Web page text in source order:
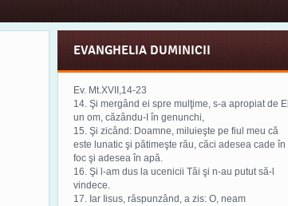
EVANGHELIA DUMINICII
Ev. Mt.XVII,14-23
14. Şi mergând ei spre mulţime, s-a apropiat de El
un om, căzându-I în genunchi,
15. Şi zicând: Doamne, miluieşte pe fiul meu că
este lunatic şi pătimeşte rău, căci adesea cade în
foc şi adesea în apă.
16. Şi l-am dus la ucenicii Tăi şi n-au putut să-l
vindece.
17. Iar Iisus, răspunzând, a zis: O, neam